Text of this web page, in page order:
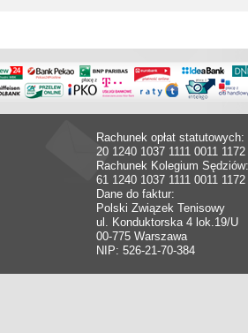
Rachunek opłat
20 1240 1037 1111 0011
Rachunek Kolegium
61 1240 1037 1111 0011
Dane do faktur:
Polski Związek Tenisowy
ul. Konduktorska 4 lok.19/U
00-775 Warszawa
NIP: 526-21-70-384